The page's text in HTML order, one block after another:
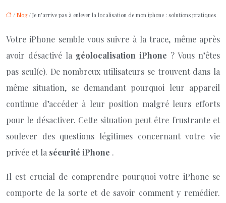
/ Blog/ Je n’arrive pas à enlever la localisation de mon iphone : solutions pratiques
Votre iPhone semble vous suivre à la trace, même après
avoir désactivé la géolocalisation iPhone ? Vous n’êtes
pas seul(e). De nombreux utilisateurs se trouvent dans la
même situation, se demandant pourquoi leur appareil
continue d’accéder à leur position malgré leurs efforts
pour le désactiver. Cette situation peut être frustrante et
soulever des questions légitimes concernant votre vie
privée et la sécurité iPhone .
Il est crucial de comprendre pourquoi votre iPhone se
comporte de la sorte et de savoir comment y remédier.